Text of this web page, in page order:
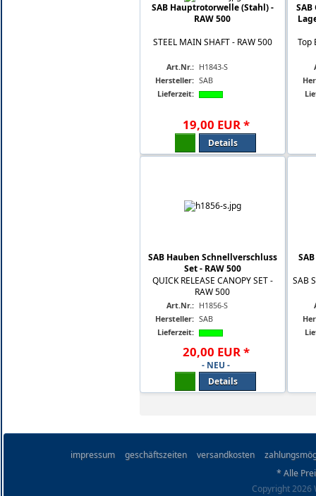
SAB Hauptrotorwelle (Stahl) -
RAW 500
STEEL MAIN SHAFT - RAW 500
Art.Nr.: H1843-S
Hersteller: SAB
Lieferzeit:
19,00 EUR*
Details
Top
SAB Hauben Schnellverschluss
Set - RAW 500
QUICK RELEASE CANOPY SET -
RAW 500
Art.Nr.: H1856-S
Hersteller: SAB
Lieferzeit:
20,00 EUR*
- NEU -
Details
SAB
impressum geschäftszeiten versandkosten
* Alle
Copyright 2026